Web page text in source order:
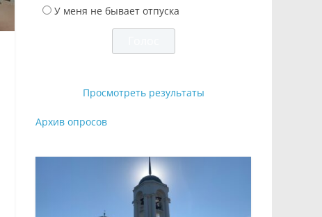
У меня не бывает отпуска
Просмотреть результаты
Архив опросов